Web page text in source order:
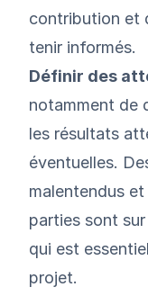
contribution et
tenir informés.
Définir des
notamment de
les résultats
éventuelles.
malentendus
parties sont
qui est
projet.